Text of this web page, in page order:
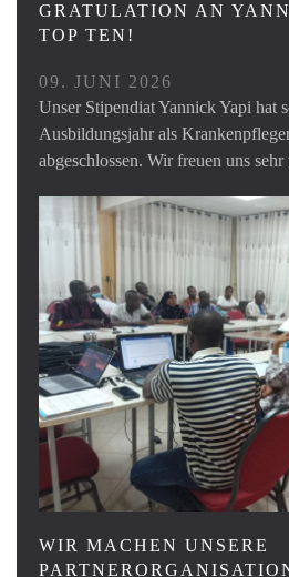
GRATULATION AN
TOP TEN!
09. JUNI 2026
Unser Stipendiat Yannick Yapi hat
Ausbildungsjahr als
abgeschlossen. Wir freuen uns
WIR MACHEN UNSERE